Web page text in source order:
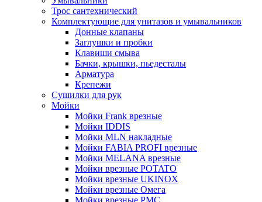
Трос сантехнический
Комплектующие для унитазов и умывальников
Донные клапаны
Заглушки и пробки
Клавиши смыва
Бачки, крышки, пьедесталы
Арматура
Крепежи
Сушилки для рук
Мойки
Мойки Frank врезные
Мойки IDDIS
Мойки MLN накладные
Мойки FABIA PROFI врезные
Мойки MELANA врезные
Мойки врезные POTATO
Мойки врезные UKINOX
Мойки врезные Омега
Мойки врезные РМС